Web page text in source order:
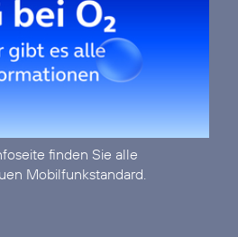
finden Sie alle
Mobilfunkstandard.